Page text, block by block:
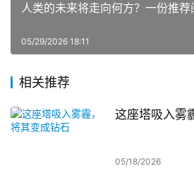
人类的未来将走向何方？一份推荐
05/29/2026 18:11
相关推荐
这座塔吸入雾
05/18/2026